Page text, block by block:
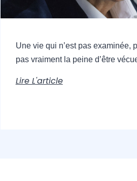
Une vie qui n’est pas examinée,
pas vraiment la peine d’être
Lire L'article